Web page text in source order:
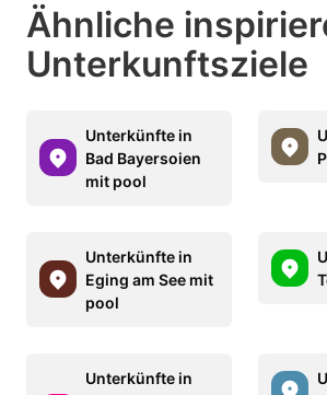
Ähnliche
Unterkunftsziele
Unterkünfte in
Bad Bayersoien
mit pool
Unterkünfte in
Eging am See mit
pool
Unterkünfte in